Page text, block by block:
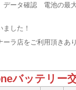
ータ確認 電池の最
した！
ーラ店をご利用頂きあ
バッテリー